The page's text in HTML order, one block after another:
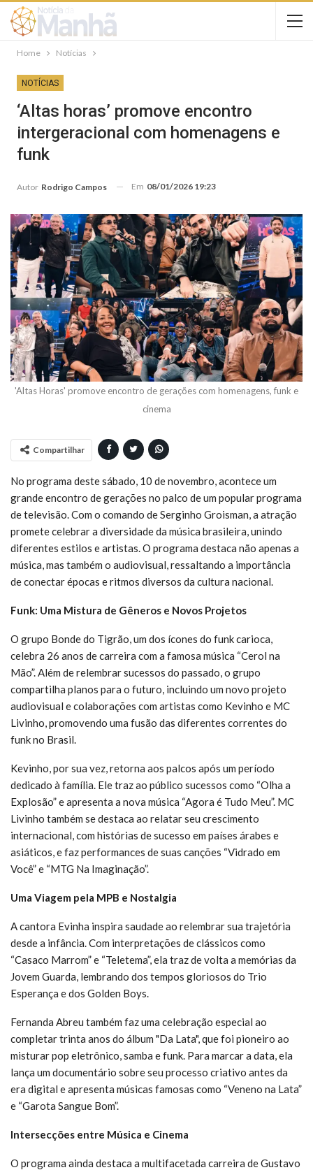
Home Notícias
NOTÍCIAS
‘Altas horas’ promove encontro
intergeracional com homenagens e
funk
Autor Rodrigo Campos Em 08/01/2026 19:23
'Altas Horas' promove encontro de gerações com homenagens, funk e
cinema
Compartilhar
No programa deste sábado, 10 de novembro, acontece um
grande encontro de gerações no palco de um popular programa
de televisão. Com o comando de Serginho Groisman, a atração
promete celebrar a diversidade da música brasileira, unindo
diferentes estilos e artistas. O programa destaca não apenas a
música, mas também o audiovisual, ressaltando a importância
de conectar épocas e ritmos diversos da cultura nacional.
Funk: Uma Mistura de Gêneros e Novos Projetos
O grupo Bonde do Tigrão, um dos ícones do funk carioca,
celebra 26 anos de carreira com a famosa música “Cerol na
Mão”. Além de relembrar sucessos do passado, o grupo
compartilha planos para o futuro, incluindo um novo projeto
audiovisual e colaborações com artistas como Kevinho e MC
Livinho, promovendo uma fusão das diferentes correntes do
funk no Brasil.
Kevinho, por sua vez, retorna aos palcos após um período
dedicado à família. Ele traz ao público sucessos como “Olha a
Explosão” e apresenta a nova música “Agora é Tudo Meu”. MC
Livinho também se destaca ao relatar seu crescimento
internacional, com histórias de sucesso em países árabes e
asiáticos, e faz performances de suas canções “Vidrado em
Você” e “MTG Na Imaginação”.
Uma Viagem pela MPB e Nostalgia
A cantora Evinha inspira saudade ao relembrar sua trajetória
desde a infância. Com interpretações de clássicos como
“Casaco Marrom” e “Teletema”, ela traz de volta a memórias da
Jovem Guarda, lembrando dos tempos gloriosos do Trio
Esperança e dos Golden Boys.
Fernanda Abreu também faz uma celebração especial ao
completar trinta anos do álbum "Da Lata", que foi pioneiro ao
misturar pop eletrônico, samba e funk. Para marcar a data, ela
lança um documentário sobre seu processo criativo antes da
era digital e apresenta músicas famosas como “Veneno na Lata”
e “Garota Sangue Bom”.
Intersecções entre Música e Cinema
O programa ainda destaca a multifacetada carreira de Gustavo